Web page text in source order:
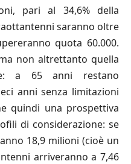
pari al 34,6% della
saranno oltre
quota 60.000.
non altrettanto quella
a 65 anni restano
anni senza limitazioni
quindi una prospettiva
di considerazione: se
18,9 milioni (cioè un
arriveranno a 7,46